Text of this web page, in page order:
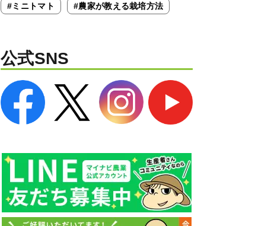
#ミニトマト #農家が教える栽培方法
公式SNS